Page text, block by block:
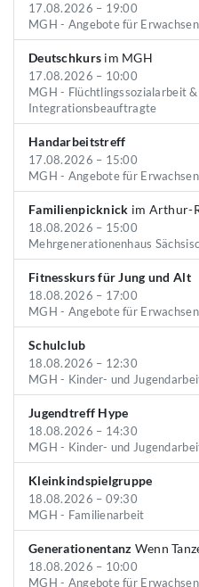
17.08.2026 – 19:00
MGH - Angebote für
Deutschkurs im MGH
17.08.2026 – 10:00
MGH - Flüchtlingssozialarbeit
Integrationsbeauftragte
Handarbeitstreff
17.08.2026 – 15:00
MGH - Angebote für
Familienpicknick im Arthur-
18.08.2026 – 15:00
Mehrgenerationenhaus
Fitnesskurs für Jung und Alt
18.08.2026 – 17:00
MGH - Angebote für
Schulclub
18.08.2026 – 12:30
MGH - Kinder- und
Jugendtreff Hype
18.08.2026 – 14:30
MGH - Kinder- und
Kleinkindspielgruppe
18.08.2026 – 09:30
MGH - Familienarbeit
Generationentanz Wenn
18.08.2026 – 10:00
MGH - Angebote für